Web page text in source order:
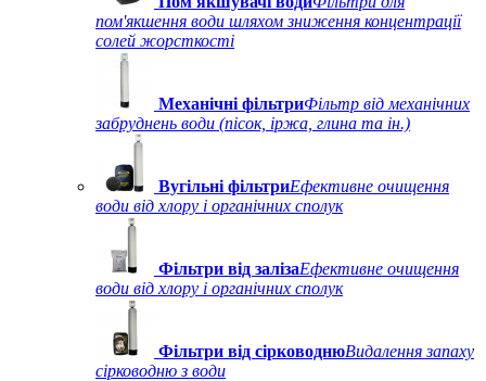
пом'якшення води шляхом зниження концентрації
солей жорсткості
Механічні фільтриФільтр від механічних
забруднень води (пісок, іржа, глина та ін.)
Вугільні фільтриЕфективне очищення
води від хлору і органічних сполук
Фільтри від залізаЕфективне очищення
води від хлору і органічних сполук
Фільтри від сірководнюВидалення запаху
сірководню з води